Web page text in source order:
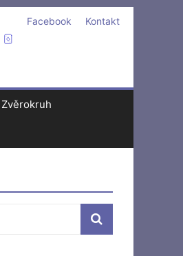
Kontakt
Facebook
Zvěrokruh